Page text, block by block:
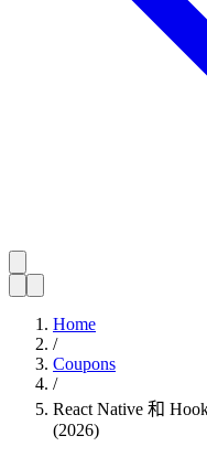
Home
/
Coupons
/
React Native 和
(2026)